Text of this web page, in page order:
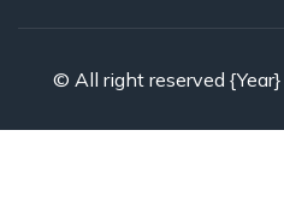
© All right reserved {Year}